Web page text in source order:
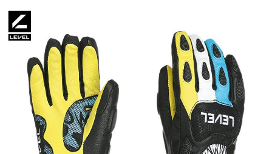
よくある質問